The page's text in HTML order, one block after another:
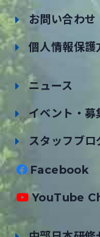
お問い合わせ
個人情報保護
ニュース
イベント・募
スタッフブロ
Facebook
YouTube